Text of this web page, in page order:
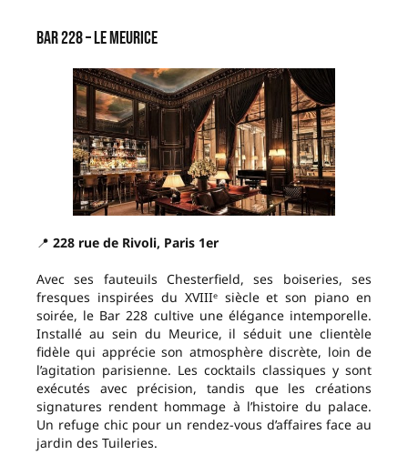
Bar 228 – Le Meurice
📍 228 rue de Rivoli, Paris 1er
Avec ses fauteuils Chesterfield, ses boiseries, ses
fresques inspirées du XVIIIᵉ siècle et son piano en
soirée, le Bar 228 cultive une élégance intemporelle.
Installé au sein du Meurice, il séduit une clientèle
fidèle qui apprécie son atmosphère discrète, loin de
l’agitation parisienne. Les cocktails classiques y sont
exécutés avec précision, tandis que les créations
signatures rendent hommage à l’histoire du palace.
Un refuge chic pour un rendez-vous d’affaires face au
jardin des Tuileries.